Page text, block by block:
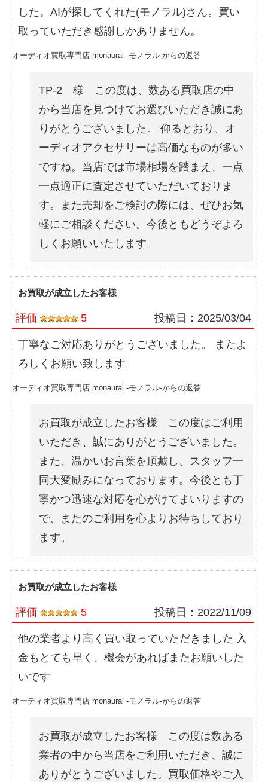
した。AIが探してくれた(モノラル)さん。買い
取っていただき感謝しかありません。
オーディオ買取専門店 monaural -モノラル-からの返答
TP-2 様 この度は、数ある買取店の中
から当店を見つけてお選びいただき誠にあ
りがとうございました。 仰るとおり、オ
ーディオアクセサリーは高価なものが多い
ですね。当店では市場相場を踏まえ、一点
一点適正に査定させていただいておりま
す。また売却をご検討の際には、ぜひお気
軽にご相談ください。今後ともどうぞよろ
しくお願いいたします。
お買取が成立したお客様
評価 5 投稿日： 2025/03/04
丁寧なご対応ありがとうございました。 またよ
ろしくお願い致します。
オーディオ買取専門店 monaural -モノラル-からの返答
お買取が成立したお客様 この度はご利用
いただき、誠にありがとうございました。
また、温かいお言葉を頂戴し、スタッフ一
同大変励みになっております。今後とも丁
寧かつ迅速な対応を心がけてまいりますの
で、またのご利用を心よりお待ちしており
ます。
お買取が成立したお客様
評価 5 投稿日： 2022/11/09
他の業者より高く買い取っていただきました 入
金もとても早く、機会があればまたお願いした
いです
オーディオ買取専門店 monaural -モノラル-からの返答
お買取が成立したお客様 この度は数ある
業者の中から当店をご利用いただき、誠に
ありがとうございました。買取価格やご入